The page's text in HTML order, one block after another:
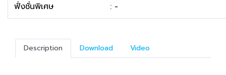
ฟั่งชั่นพิเศษ
: -
Description Download Video